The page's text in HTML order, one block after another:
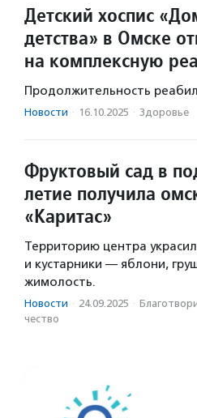
Детский хоспис
детства» в Омске
на комплексную
Продолжительность
Новости · 16.10.2025 · Здоровье
Фруктовый сад в
летие получила
«Каритас»
Территорию центра
и кустарники — яблони,
жимолость.
Новости · 24.09.2025 ·
чест­во